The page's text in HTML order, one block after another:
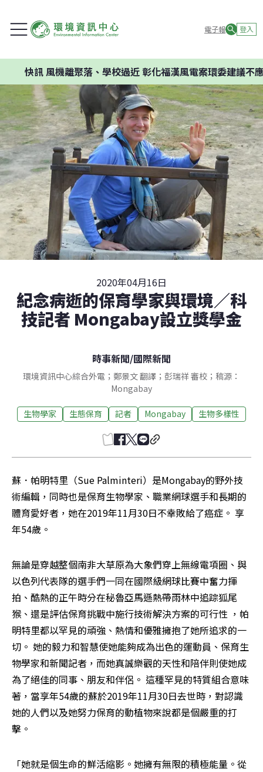
電子報 登入
風機離聚落、學校過近 彰化福漢風電案環委建議不應開發
2020年04月16日
紀念病逝的保育學家與環境／科
技記者 Mongabay設立獎學金
時事新聞/國際新聞
環境資訊中心綜合外電；鄭景文 翻譯；彭瑞祥 審校；稿源：
Mongabay
生物學家 生態保育 記者 Mongabay 生物多樣性
蘇．帕明特里（Sue Palminteri）是Mongabay的野外技
術編輯，同時也是保育生物學家、職業網球選手和長期的
體育愛好者，她在2019年11月30日不幸敗給了癌症。 享
年54歲。
無論是穿越整個南非大草原為大象們穿上無線電項圈、與
以色列代表隊的選手們一同在國際級網球比賽中奮力揮
拍、酷熱的正午時分在秘魯亞馬遜熱帶雨林中追踪狐尾
猴、還是評估保育挑戰中施行技術解決方案的可行性 ，帕
明特里都以罕見的頑強、熱情和優雅擁抱了她所追求的一
切。 她的毅力和智慧使她能夠成為出色的運動員、保育生
物學家和新聞記者，而她真誠樂觀的天性和陪伴則使她成
為了絕佳的同事、朋友和伴侶。 這種罕見的特質組合意味
著，當享年54歲的蘇於2019年11月30日去世時，對認識
她的人們以及她努力保育的動植物來說都是個嚴重的打
擊。
「她就是個生命的鮮活縮影。她擁有無限的積極能量。從